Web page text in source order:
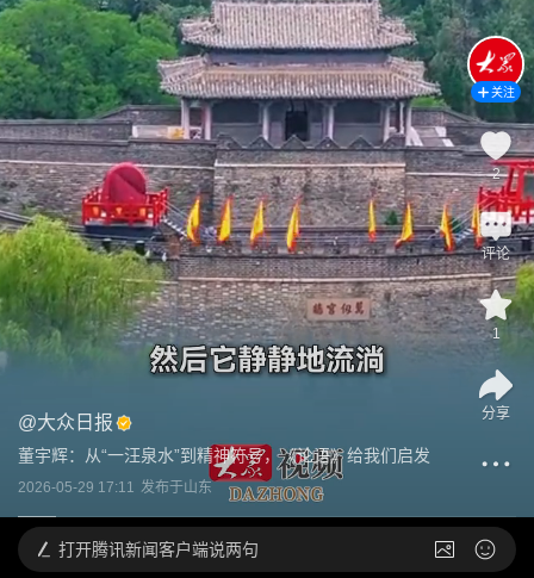
@大众日报
董宇辉：从“一汪泉水”到精神符号，《论语》给我们启发
2026-05-29 17:11 发布于山东
关注
2
评论
1
分享
打开腾讯新闻客户端说两句